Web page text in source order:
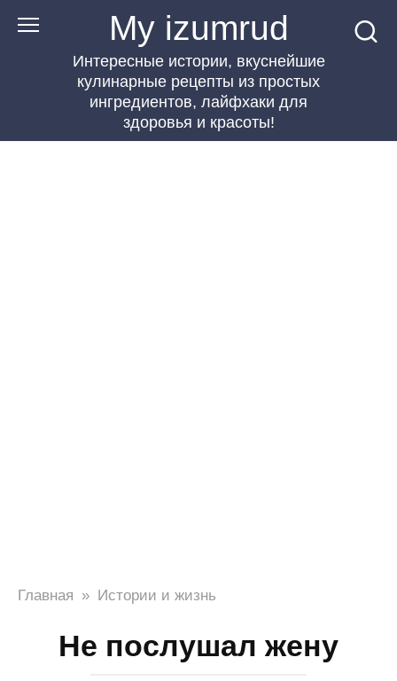
Перейти
My izumrud
Интересные истории, вкуснейшие
кулинарные рецепты из простых
ингредиентов, лайфхаки для
здоровья и красоты!
Главная » Истории и жизнь
Не послушал жену